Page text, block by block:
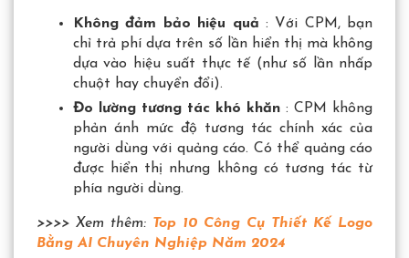
Không đảm bảo hiệu quả : Với CPM, bạn
chỉ trả phí dựa trên số lần hiển thị mà không
dựa vào hiệu suất thực tế (như số lần nhấp
chuột hay chuyển đổi).
Đo lường tương tác khó khăn : CPM không
phản ánh mức độ tương tác chính xác của
người dùng với quảng cáo. Có thể quảng cáo
được hiển thị nhưng không có tương tác từ
phía người dùng.
>>>> Xem thêm: Top 10 Công Cụ Thiết Kế Logo
Bằng AI Chuyên Nghiệp Năm 2024